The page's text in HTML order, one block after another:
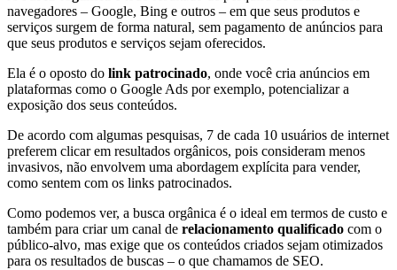
navegadores – Google, Bing e outros – em que seus produtos e
serviços surgem de forma natural, sem pagamento de anúncios para
que seus produtos e serviços sejam oferecidos.
Ela é o oposto do link patrocinado, onde você cria anúncios em
plataformas como o Google Ads por exemplo, potencializar a
exposição dos seus conteúdos.
De acordo com algumas pesquisas, 7 de cada 10 usuários de internet
preferem clicar em resultados orgânicos, pois consideram menos
invasivos, não envolvem uma abordagem explícita para vender,
como sentem com os links patrocinados.
Como podemos ver, a busca orgânica é o ideal em termos de custo e
também para criar um canal de relacionamento qualificado com o
público-alvo, mas exige que os conteúdos criados sejam otimizados
para os resultados de buscas – o que chamamos de SEO.